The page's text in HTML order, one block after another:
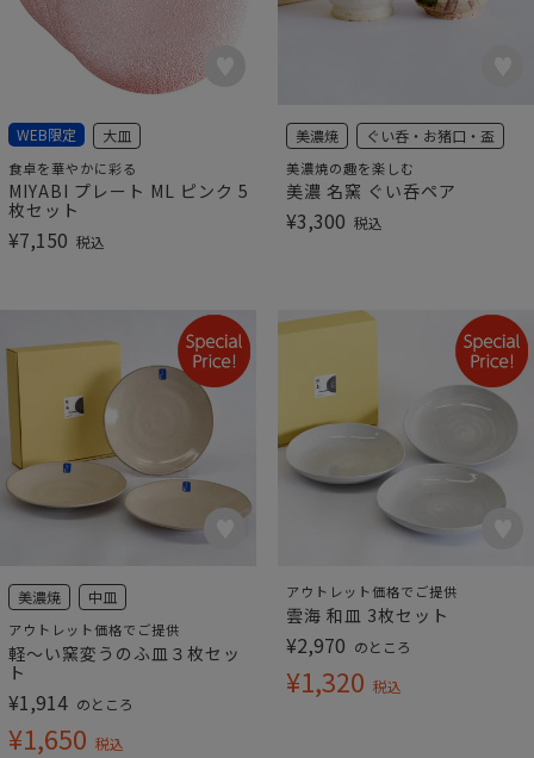
WEB限定 大皿
食卓を華やかに彩る
MIYABI プレート ML ピンク 5
枚セット
¥7,150 税込
美濃焼 ぐい呑・お猪口・盃
美濃焼の趣を楽しむ
美濃 名窯 ぐい呑ペア
¥3,300 税込
美濃焼 中皿
アウトレット価格でご提供
軽～い窯変うのふ皿３枚セッ
ト
¥1,914 のところ
¥1,650 税込
アウトレット価格でご提供
雲海 和皿 3枚セット
¥2,970 のところ
¥1,320 税込